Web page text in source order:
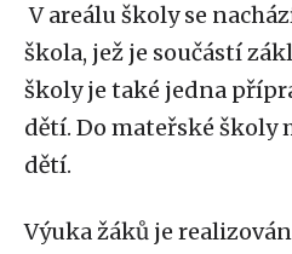
V areálu školy se
škola, jež je součástí
školy je také jedna
dětí. Do mateřské školy
dětí.
Výuka žáků je